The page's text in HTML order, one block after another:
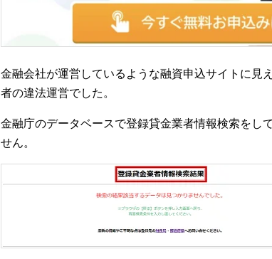
金融会社が運営しているような融資申込サイトに見
者の違法運営でした。
金融庁のデータベースで登録貸金業者情報検索をし
せん。